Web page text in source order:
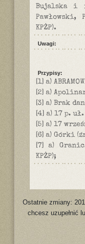
Bujalska i
Pawłowski,
KPŻP).
Uwagi:
Przypisy:
[1] a)
[2] a)
[3] a) Brak
[4] a) 17 p. uł.
[5] a) 17
[6] a) Górki
[7] a)
KPŻP);
Ostatnie zmiany:
chcesz uzupełnić